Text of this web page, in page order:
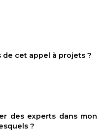
cet appel à projets ?
des experts dans mon
?